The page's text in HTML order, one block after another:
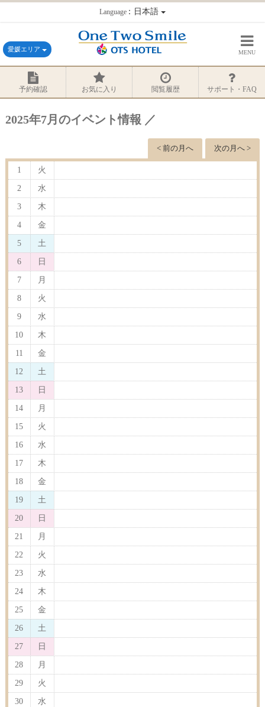
Language：日本語
愛媛エリア MENU
予約確認 お気に入り 閲覧履歴 サポート・FAQ
2025年7月のイベント情報 ／
次の月へ >
< 前の月へ
1 火
2 水
3 木
4 金
5 土
6 日
7 月
8 火
9 水
10 木
11 金
12 土
13 日
14 月
15 火
16 水
17 木
18 金
19 土
20 日
21 月
22 火
23 水
24 木
25 金
26 土
27 日
28 月
29 火
30 水